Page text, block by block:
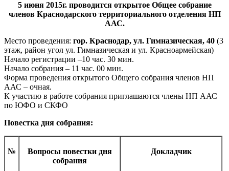
5 июня 2015г. проводится открытое Общее собрание
членов Краснодарского территориального отделения НП
ААС.
Место проведения: гор. Краснодар, ул. Гимназическая, 40 (3
этаж, район угол ул. Гимназическая и ул. Красноармейская)
Начало регистрации –10 час. 30 мин.
Начало собрания – 11 час. 00 мин.
Форма проведения открытого Общего собрания членов НП
ААС – очная.
К участию в работе собрания приглашаются члены НП ААС
по ЮФО и СКФО
Повестка дня собрания:
№
Вопросы повестки дня
собрания
Докладчик